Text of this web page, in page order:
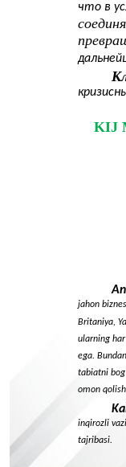
что в
KIJ
jahon
Britaniya,
ularning
ega.
tabiatni bog
omon
inqirozli
tajribasi.